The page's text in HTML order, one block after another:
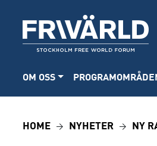
OM OSS
HOME NYHETER NY